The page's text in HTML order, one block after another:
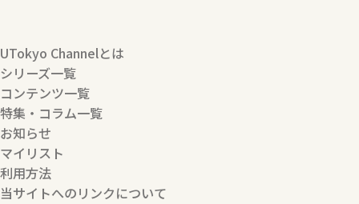
UTokyo Channelとは
シリーズ一覧
コンテンツ一覧
特集・コラム一覧
お知らせ
マイリスト
利用方法
当サイトへのリンクについて